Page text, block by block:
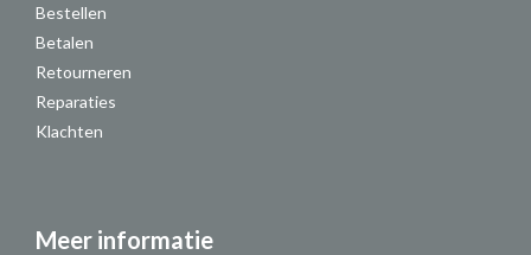
Bestellen
Betalen
Retourneren
Reparaties
Klachten
Meer informatie